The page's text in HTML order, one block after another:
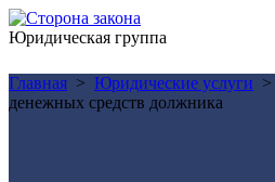
Юридическая группа
Главная > Юридические услуги >
денежных средств должника